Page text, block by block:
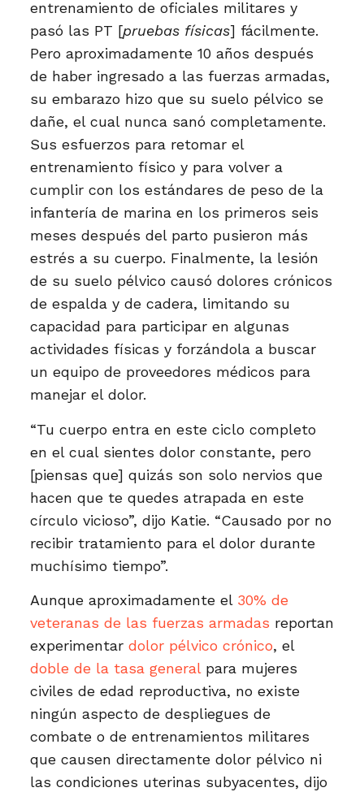
entrenamiento de oficiales militares y
pasó las PT [pruebas físicas] fácilmente.
Pero aproximadamente 10 años después
de haber ingresado a las fuerzas armadas,
su embarazo hizo que su suelo pélvico se
dañe, el cual nunca sanó completamente.
Sus esfuerzos para retomar el
entrenamiento físico y para volver a
cumplir con los estándares de peso de la
infantería de marina en los primeros seis
meses después del parto pusieron más
estrés a su cuerpo. Finalmente, la lesión
de su suelo pélvico causó dolores crónicos
de espalda y de cadera, limitando su
capacidad para participar en algunas
actividades físicas y forzándola a buscar
un equipo de proveedores médicos para
manejar el dolor.
“Tu cuerpo entra en este ciclo completo
en el cual sientes dolor constante, pero
[piensas que] quizás son solo nervios que
hacen que te quedes atrapada en este
círculo vicioso”, dijo Katie. “Causado por no
recibir tratamiento para el dolor durante
muchísimo tiempo”.
Aunque aproximadamente el 30% de
veteranas de las fuerzas armadas reportan
experimentar dolor pélvico crónico, el
doble de la tasa generalpara mujeres
civiles de edad reproductiva, no existe
ningún aspecto de despliegues de
combate o de entrenamientos militares
que causen directamente dolor pélvico ni
las condiciones uterinas subyacentes, dijo